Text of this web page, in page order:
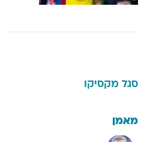
סגל מקסיקו
מאמן